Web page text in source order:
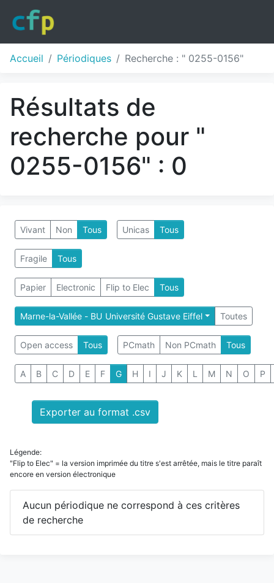
Accueil Périodiques Recherche : " 0255-0156"
Résultats de
recherche pour "
0255-0156" : 0
Vivant Non Tous Unicas Tous
Fragile Tous
Papier Electronic Flip to Elec Tous
Marne-la-Vallée - BU Université Gustave Eiffel Toutes
Open access Tous PCmath Non PCmath Tous
A B C D E F G H I J K L M N O P
Exporter au format .csv
Légende:
"Flip to Elec" = la version imprimée du titre s'est arrêtée, mais le titre paraît
encore en version électronique
Aucun périodique ne correspond à ces critères
de recherche